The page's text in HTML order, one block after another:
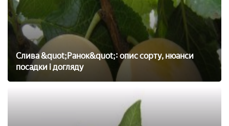
Слива &quot;Ранок&quot;: опис сорту, нюанси
посадки і догляду